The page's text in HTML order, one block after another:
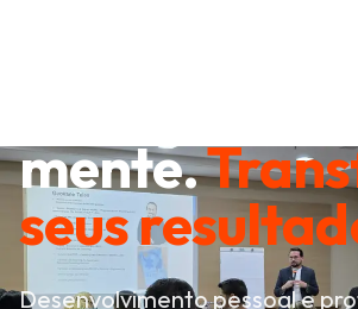
mente.
seus
Desenvolvimento pessoal e